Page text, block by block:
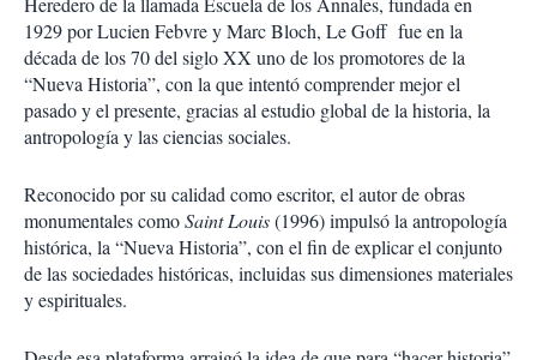
1929 por Lucien Febvre y Marc Bloch, Le Goff fue en la
década de los 70 del siglo XX uno de los promotores de la
“Nueva Historia”, con la que intentó comprender mejor el
pasado y el presente, gracias al estudio global de la historia, la
antropología y las ciencias sociales.
Reconocido por su calidad como escritor, el autor de obras
monumentales comoSaint Louis(1996) impulsó la antropología
histórica, la “Nueva Historia”, con el fin de explicar el conjunto
de las sociedades históricas, incluidas sus dimensiones materiales
y espirituales.